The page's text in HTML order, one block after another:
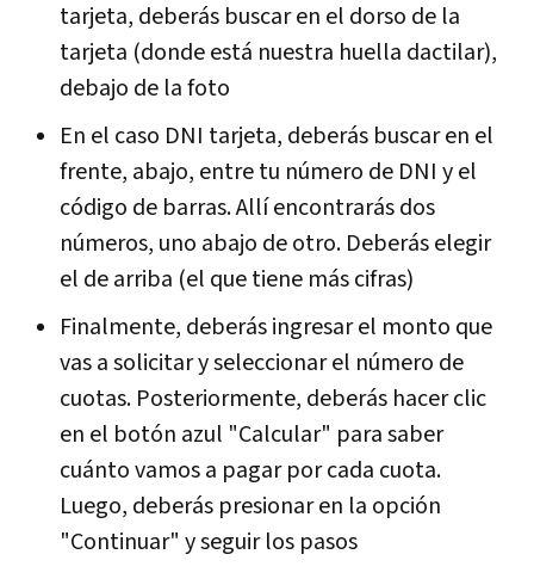
tarjeta, deberás buscar en el dorso de la
tarjeta (donde está nuestra huella dactilar),
debajo de la foto
En el caso DNI tarjeta, deberás buscar en el
frente, abajo, entre tu número de DNI y el
código de barras. Allí encontrarás dos
números, uno abajo de otro. Deberás elegir
el de arriba (el que tiene más cifras)
Finalmente, deberás ingresar el monto que
vas a solicitar y seleccionar el número de
cuotas. Posteriormente, deberás hacer clic
en el botón azul "Calcular" para saber
cuánto vamos a pagar por cada cuota.
Luego, deberás presionar en la opción
"Continuar" y seguir los pasos